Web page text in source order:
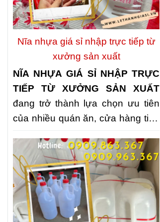
nhiều quán ăn, nhà hàng và bếp
ăn tập thể lựa chọnNHẬP KHAY
NGĂN, 5 NGĂN GIÁ KHOnhằm
chủ động nguồn cung, tối ưu chi
phí và nâng cao chất lượng phục
vụ.
Nĩa nhựa giá sỉ nhập trực tiếp từ
xưởng sản xuất
NĨA NHỰA GIÁ SỈ NHẬP TRỰC
TIẾP TỪ XƯỞNG SẢN XUẤT
đang trở thành lựa chọn ưu tiên
của nhiều quán ăn, cửa hàng tiện
đại lý kinh doanh. Không chỉ giúp
tối ưu chi phí, nguồn cung trực
tiếp còn đảm bảo giá thành cạnh
tranh, chất lượng ổn định và khả
năng đáp ứng nhanh số lượng